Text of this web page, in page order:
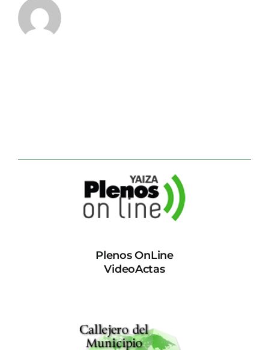
Plenos OnLine
VideoActas